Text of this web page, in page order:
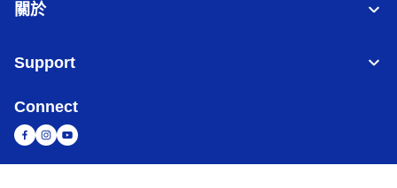
關於
Support
Connect